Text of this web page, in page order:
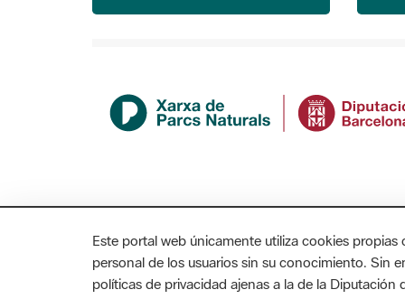
Este portal web únicamente utiliza cookies
personal de los usuarios sin su conocimiento. Sin
políticas de privacidad ajenas a la de la